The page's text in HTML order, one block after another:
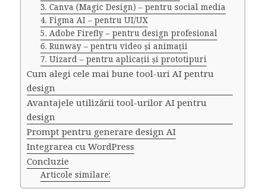
3. Canva (Magic Design) – pentru social media
4. Figma AI – pentru UI/UX
5. Adobe Firefly – pentru design profesional
6. Runway – pentru video și animații
7. Uizard – pentru aplicații și prototipuri
Cum alegi cele mai bune tool-uri AI pentru
design
Avantajele utilizării tool-urilor AI pentru
design
Prompt pentru generare design AI
Integrarea cu WordPress
Concluzie
Articole similare: